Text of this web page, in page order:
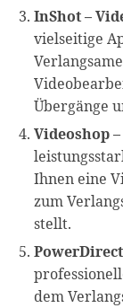
InShot –
vielseitige
Übergänge
Videoshop
Ihnen eine
zum
stellt.
dem